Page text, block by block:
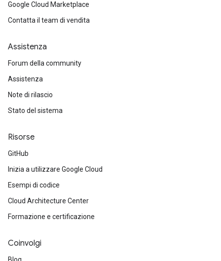
Google Cloud Marketplace
Contatta il team di vendita
Assistenza
Forum della community
Assistenza
Note di rilascio
Stato del sistema
Risorse
GitHub
Inizia a utilizzare Google Cloud
Esempi di codice
Cloud Architecture Center
Formazione e certificazione
Coinvolgi